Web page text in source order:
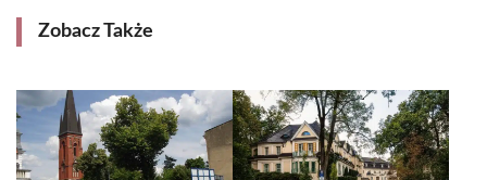
Zobacz Także